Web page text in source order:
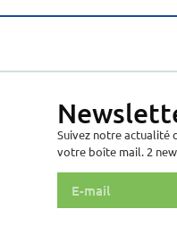
Suivez notre actualité
votre boîte mail. 2